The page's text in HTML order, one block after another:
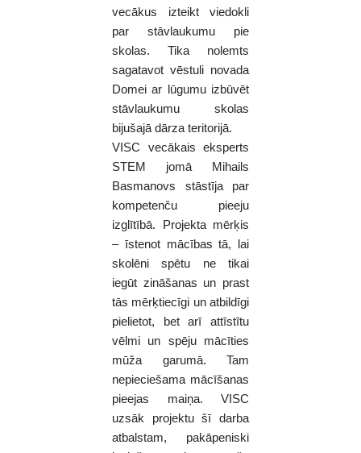
vecākus izteikt viedokli
par stāvlaukumu pie
skolas. Tika nolemts
sagatavot vēstuli novada
Domei ar lūgumu izbūvēt
stāvlaukumu skolas
bijušajā dārza teritorijā.
VISC vecākais eksperts
STEM jomā Mihails
Basmanovs stāstīja par
kompetenču pieeju
izglītībā. Projekta mērķis
– īstenot mācības tā, lai
skolēni spētu ne tikai
iegūt zināšanas un prast
tās mērķtiecīgi un atbildīgi
pielietot, bet arī attīstītu
vēlmi un spēju mācīties
mūža garumā. Tam
nepieciešama mācīšanas
pieejas maiņa. VISC
uzsāk projektu šī darba
atbalstam, pakāpeniski